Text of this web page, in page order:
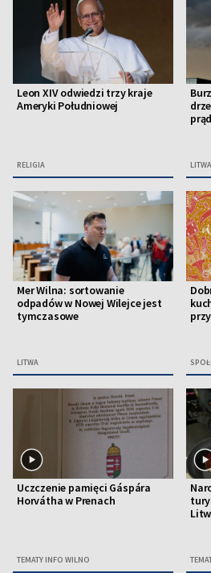
Leon XIV odwiedzi trzy kraje
Ameryki Południowej
RELIGIA LITWA
Mer Wilna: sortowanie
odpadów w Nowej Wilejce jest
tymczasowe
LITWA
Uczczenie pamięci Gáspára
Horvátha w Prenach
TEMATY INFO WILNO